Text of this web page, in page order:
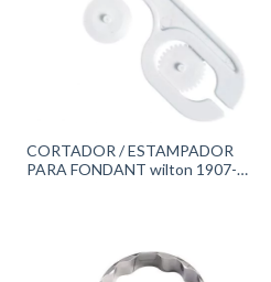
CORTADOR / ESTAMPADOR
PARA FONDANT wilton 1907-